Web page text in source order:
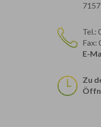
Tel.:
Fax:
E-
Zu